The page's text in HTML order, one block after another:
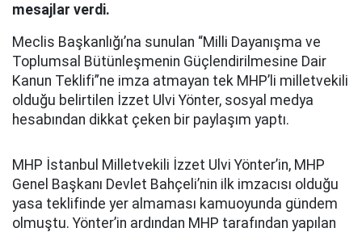
mesajlar verdi.
Meclis Başkanlığı’na sunulan “Milli Dayanışma ve
Toplumsal Bütünleşmenin Güçlendirilmesine Dair
Kanun Teklifi”ne imza atmayan tek MHP’li milletvekili
olduğu belirtilen İzzet Ulvi Yönter, sosyal medya
hesabından dikkat çeken bir paylaşım yaptı.
MHP İstanbul Milletvekili İzzet Ulvi Yönter’in, MHP
Genel Başkanı Devlet Bahçeli’nin ilk imzacısı olduğu
yasa teklifinde yer almaması kamuoyunda gündem
olmuştu. Yönter’in ardından MHP tarafından yapılan